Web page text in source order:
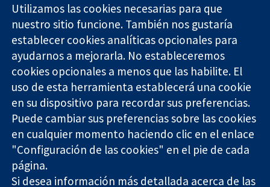
Evidencia fiable.
Decisiones
informadas.
Mejor salud.
11-13 Cavendish
Square
Londres
W1G 0AN
Reino Unido
Contacto
Noticias
Prensa
Sobre
nosotros
Empleo
Cochrane
Library
The Cochrane Collaboration is a charity (no. 1045921) and a
company limited by guarantee (no. 03044323) registered in
Utilizamos las cookies necesarias para que
nuestro sitio funcione. También nos gustaría
establecer cookies analíticas opcionales para
ayudarnos a mejorarla. No estableceremos
cookies opcionales a menos que las habilite. El
uso de esta herramienta establecerá una cookie
en su dispositivo para recordar sus preferencias.
Puede cambiar sus preferencias sobre las cookies
en cualquier momento haciendo clic en el enlace
"Configuración de las cookies" en el pie de cada
página.
Si desea información más detallada acerca de las